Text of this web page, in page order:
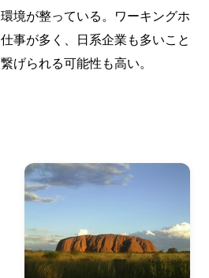
境が整っている。ワーキングホ
事が多く、日系企業も多いこと
げられる可能性も高い。